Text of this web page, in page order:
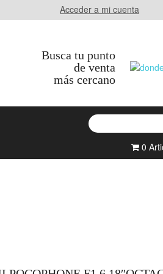
Acceder a mi cuenta
Busca tu punto
de venta
más cercano
0